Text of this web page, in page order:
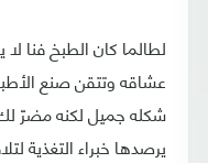
لطالما كان الطبخ فنا
عشاقه وتتقن صنع
شكله جميل لكنه مضرّ
يرصدها خبراء التغذية